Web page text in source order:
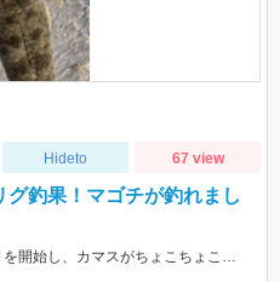
Hideto 67 view
グ釣果！マゴチが釣れまし
尺アジ、青物狙いでジグサビキで釣りを開始し、カマスがちょこちょこ釣れるものの、狙いの魚は釣れず…。そこで先週、スズキ、イシモチを釣ることができたモッチーリグをセット！スパテラを使ってシャクりながら誘っていると、ゴンっと強い当たりがあり、なかなか歯ごたえのある引きを楽しみながら慎重に引き上げると、正体はマゴチでした。人生初マゴチの喜びと、モッチーリグで釣れたことの驚きでとても充実した釣行でした。絡まないし、ちゃんと釣れるし、モッチーリグに心から感謝しています( ´ ▽ ` )ﾉ